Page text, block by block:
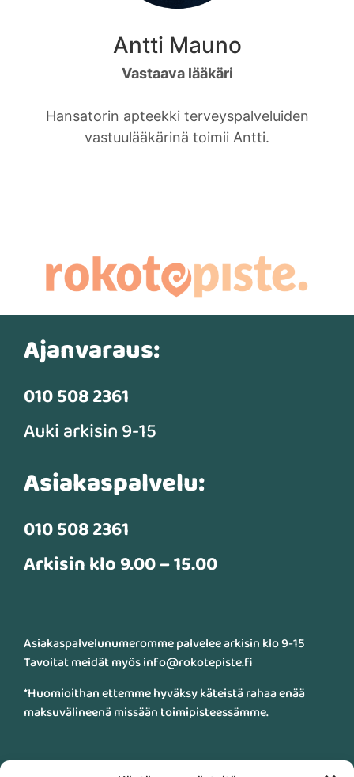
Antti Mauno
Vastaava lääkäri
Hansatorin apteekki terveyspalveluiden
vastuulääkärinä toimii Antti.
Ajanvaraus:
010 508 2361
Auki arkisin 9-15
Asiakaspalvelu:
010 508 2361
Arkisin klo 9.00 – 15.00
Asiakaspalvelunumeromme palvelee arkisin klo 9-15
Tavoitat meidät myös info@rokotepiste.fi
*Huomioithan ettemme hyväksy käteistä rahaa enää
maksuvälineenä missään toimipisteessämme.